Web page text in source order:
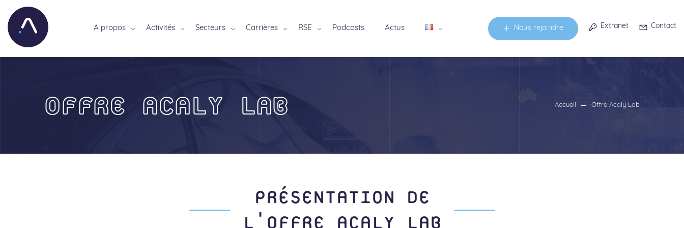
A propos Activités Secteurs Carrières RSE Podcasts Actus Nous rejoindre Extranet Contact
OFFRE ACALY LAB Accueil Offre Acaly Lab
PRÉSENTATION DE
L'OFFRE ACALY LAB